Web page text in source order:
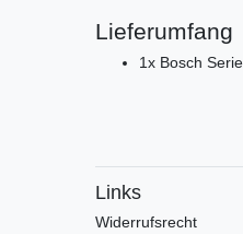
Lieferumfang
1x Bosch
Links
Widerrufs­recht